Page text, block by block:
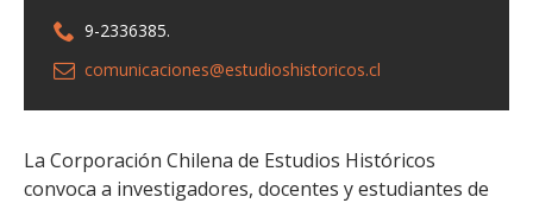
9-2336385.
comunicaciones@estudioshistoricos.cl
La Corporación Chilena de Estudios Históricos
convoca a investigadores, docentes y estudiantes de